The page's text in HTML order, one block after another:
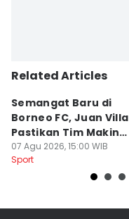
Related Articles
Semangat Baru di
Borneo FC, Juan Villa
Pastikan Tim Makin
Kompak
07 Agu 2026, 15:00 WIB
Sport